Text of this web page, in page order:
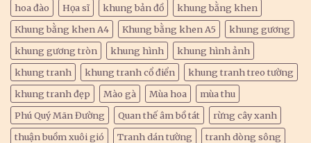
hoa đào
Họa sĩ khung bản đồ
khung bằng khen
Khung bằng khen A4
Khung bằng khen A5
khung gương
khung gương tròn
khung hình
khung hình ảnh
khung tranh
khung tranh cổ điển
khung tranh treo tường
khung tranh đẹp
Mào gà Mùa hoa
mùa thu
Phú Quý Mãn Đường
Quan thế âm bồ tát
rừng cây xanh
thuận buồm xuôi gió
Tranh dán tường
tranh dòng sông